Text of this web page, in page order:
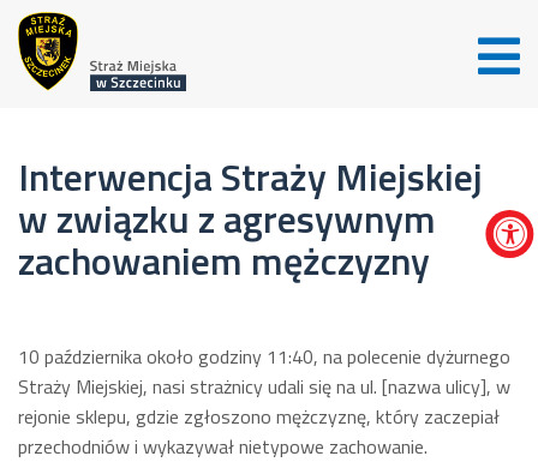
Interwencja Straży Miejskiej
w związku z agresywnym
zachowaniem mężczyzny
10 października około godziny 11:40, na polecenie dyżurnego
Straży Miejskiej, nasi strażnicy udali się na ul. [nazwa ulicy], w
rejonie sklepu, gdzie zgłoszono mężczyznę, który zaczepiał
przechodniów i wykazywał nietypowe zachowanie.